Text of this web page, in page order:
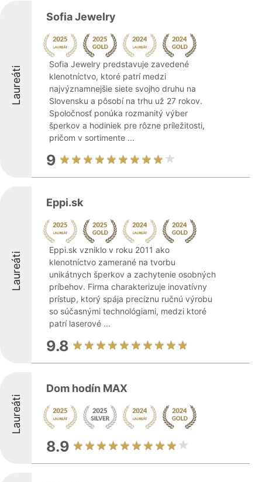
Laureáti
Sofia Jewelry
Sofia Jewelry predstavuje zavedené
klenotníctvo, ktoré patrí medzi
najvýznamnejšie siete svojho druhu na
Slovensku a pôsobí na trhu už 27 rokov.
Spoločnosť ponúka rozmanitý výber
šperkov a hodiniek pre rôzne príležitosti,
pričom v sortimente ...
9
Laureáti
Eppi.sk
Eppi.sk vzniklo v roku 2011 ako
klenotníctvo zamerané na tvorbu
unikátnych šperkov a zachytenie osobných
príbehov. Firma charakterizuje inovatívny
prístup, ktorý spája precíznu ručnú výrobu
so súčasnými technológiami, medzi ktoré
patrí laserové ...
9.8
Laureáti
Dom hodín MAX
8.9